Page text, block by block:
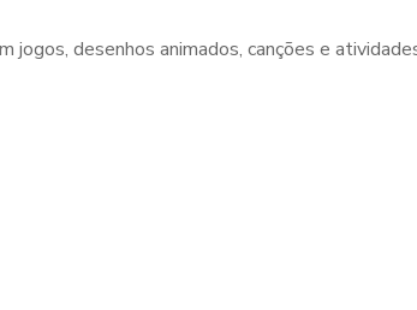
desenhos animados, canções e